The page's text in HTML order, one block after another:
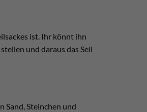
ist. Ihr könnt ihn
und daraus das Seil
Sand, Steinchen und